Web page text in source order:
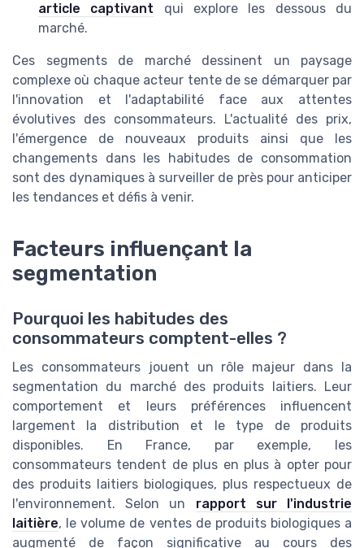
article captivant qui explore les dessous du
marché.
Ces segments de marché dessinent un paysage
complexe où chaque acteur tente de se démarquer par
l'innovation et l'adaptabilité face aux attentes
évolutives des consommateurs. L'actualité des prix,
l'émergence de nouveaux produits ainsi que les
changements dans les habitudes de consommation
sont des dynamiques à surveiller de près pour anticiper
les tendances et défis à venir.
Facteurs influençant la
segmentation
Pourquoi les habitudes des
consommateurs comptent-elles ?
Les consommateurs jouent un rôle majeur dans la
segmentation du marché des produits laitiers. Leur
comportement et leurs préférences influencent
largement la distribution et le type de produits
disponibles. En France, par exemple, les
consommateurs tendent de plus en plus à opter pour
des produits laitiers biologiques, plus respectueux de
l'environnement. Selon un rapport sur l'industrie
laitière, le volume de ventes de produits biologiques a
augmenté de façon significative au cours des